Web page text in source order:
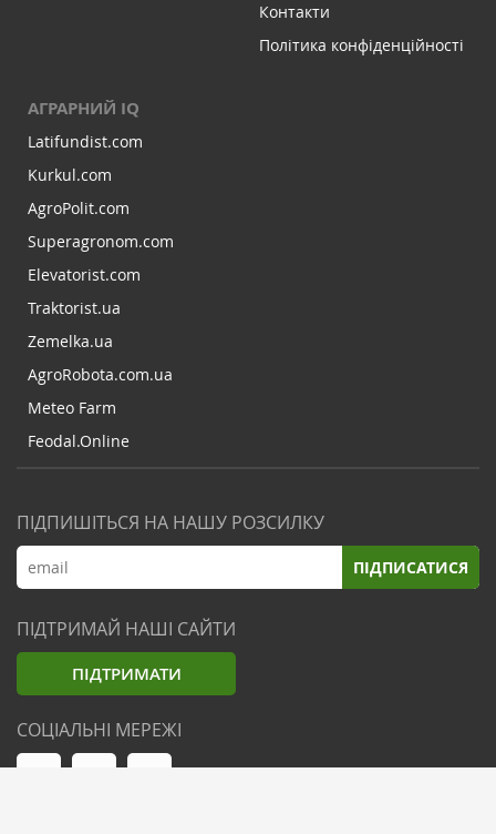
Контакти
Політика конфіденційності
АГРАРНИЙ IQ
Latifundist.com
Kurkul.com
AgroPolit.com
Superagronom.com
Elevatorist.com
Traktorist.ua
Zemelka.ua
AgroRobota.com.ua
Meteo Farm
Feodal.Online
ПІДПИШІТЬСЯ НА НАШУ РОЗСИЛКУ
ПІДПИСАТИСЯ
ПІДТРИМАЙ НАШІ САЙТИ
ПІДТРИМАТИ
СОЦІАЛЬНІ МЕРЕЖІ